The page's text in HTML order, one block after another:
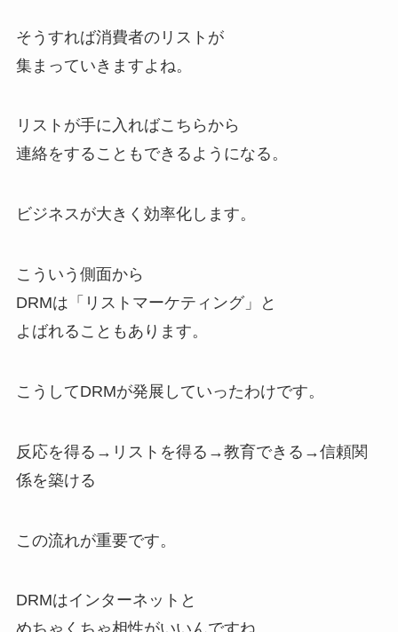
そうすれば消費者のリストが
集まっていきますよね。
リストが手に入ればこちらから
連絡をすることもできるようになる。
ビジネスが大きく効率化します。
こういう側面から
DRMは「リストマーケティング」と
よばれることもあります。
こうしてDRMが発展していったわけです。
反応を得る→リストを得る→教育できる→信頼関
係を築ける
この流れが重要です。
DRMはインターネットと